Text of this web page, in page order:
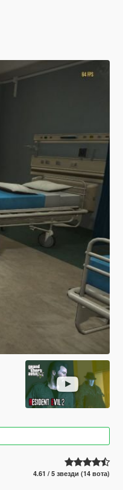
4.61 / 5 звезди (14 вота)